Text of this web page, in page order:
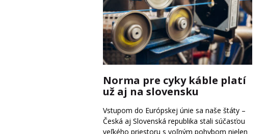
Norma pre cyky káble platí
už aj na slovensku
Vstupom do Európskej únie sa naše štáty –
Česká aj Slovenská republika stali súčasťou
veľkého priestoru s voľným pohybom nielen